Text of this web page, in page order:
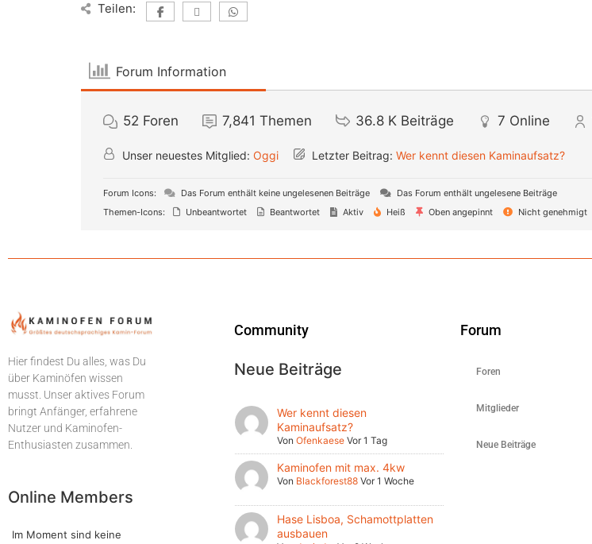
Teilen:
Forum Information
52 Foren 7,841 Themen 36.8 K Beiträge 7 Online
Unser neuestes Mitglied: Oggi Letzter Beitrag: Wer kennt diesen Kaminaufsatz?
Forum Icons: Das Forum enthält keine ungelesenen Beiträge
Das Forum enthält ungelesene Beiträge
Themen-Icons:
Unbeantwortet Beantwortet Aktiv Heiß Oben angepinnt Nicht genehmigt
Hier findest Du alles, was Du
über Kaminöfen wissen
musst. Unser aktives Forum
bringt Anfänger, erfahrene
Nutzer und Kaminofen-
Enthusiasten zusammen.
Online Members
Im Moment sind keine
Community
Neue Beiträge
Wer kennt diesen
Kaminaufsatz?
Von Ofenkaese Vor 1 Tag
Kaminofen mit max. 4kw
Von Blackforest88 Vor 1 Woche
Hase Lisboa, Schamottplatten
ausbauen
Forum
Foren
Mitglieder
Neue Beiträge